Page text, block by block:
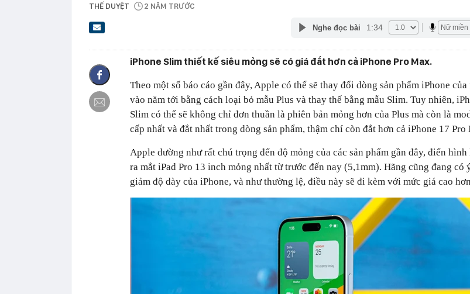
THẾ DUYỆT 2 NĂM TRƯỚC
Nghe đọc bài 1:34
iPhone Slim thiết kế siêu mỏng sẽ có giá đắt hơn cả iPhone Pro Max.
Theo một số báo cáo gần đây, Apple có thể sẽ thay đổi dòng sản phẩm iPhone
vào năm tới bằng cách loại bỏ mẫu Plus và thay thế bằng mẫu Slim. Tuy nhiên,
Slim có thể sẽ không chỉ đơn thuần là phiên bản mỏng hơn của Plus mà còn là
cấp nhất và đắt nhất trong dòng sản phẩm, thậm chí còn đắt hơn cả iPhone 17 Pro
Apple dường như rất chú trọng đến độ mỏng của các sản phẩm gần đây, điển hình
ra mắt iPad Pro 13 inch mỏng nhất từ trước đến nay (5,1mm). Hãng cũng đang có
giảm độ dày của iPhone, và như thường lệ, điều này sẽ đi kèm với mức giá cao